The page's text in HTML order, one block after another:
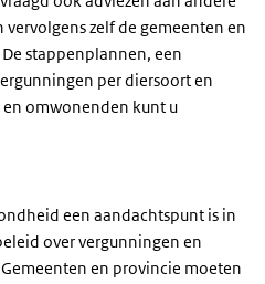
vervolgens zelf de gemeenten en
stappenplannen, een
per diersoort en
omwonenden kunt u
een aandachtspunt is in
over vergunningen en
en provincie moeten